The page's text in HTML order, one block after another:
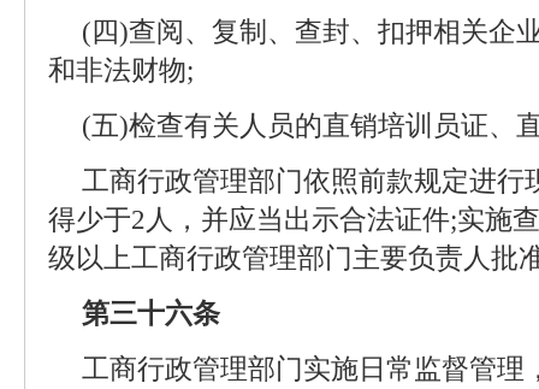
(四)查阅、复制、查封、扣押相关企
和非法财物;
(五)检查有关人员的直销培训员证、
工商行政管理部门依照前款规定进行
得少于2人，并应当出示合法证件;实施
级以上工商行政管理部门主要负责人批
第三十六条
工商行政管理部门实施日常监督管理